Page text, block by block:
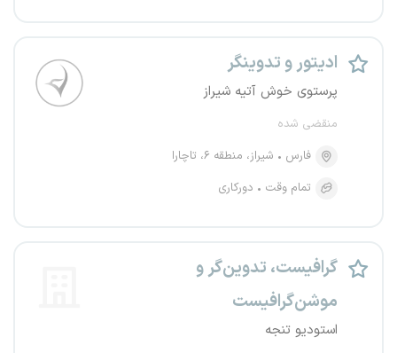
ادیتور و تدوینگر
پرستوی خوش آتیه شیراز
منقضی شده
فارس
شیراز، منطقه ۶، تاچارا
تمام وقت
دورکاری
گرافیست، تدوین‌گر و
موشن‌گرافیست
استودیو تنجه